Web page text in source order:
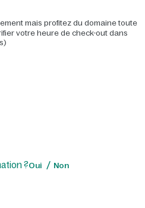
mais profitez du domaine toute
votre heure de check-out dans
?Oui Non